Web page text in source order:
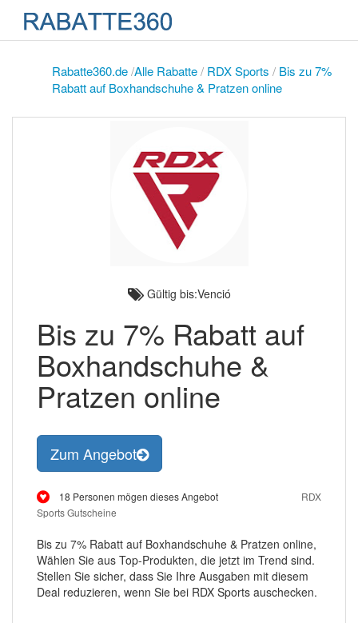
Rabatte360.de/Alle Rabatte/ RDX Sports / Bis zu 7%
Rabatt auf Boxhandschuhe & Pratzen online
Gültig bis:Venció
Bis zu 7% Rabatt auf
Boxhandschuhe &
Pratzen online
Zum Angebot
18 Personen mögen dieses Angebot
RDX
Sports Gutscheine
Bis zu 7% Rabatt auf Boxhandschuhe & Pratzen online,
Wählen Sie aus Top-Produkten, die jetzt im Trend sind.
Stellen Sie sicher, dass Sie Ihre Ausgaben mit diesem
Deal reduzieren, wenn Sie bei RDX Sports auschecken.